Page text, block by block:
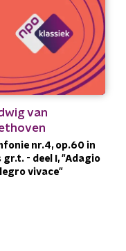
van
nr.4, op.60 in
gr.t. - deel I, "Adagio
vivace"